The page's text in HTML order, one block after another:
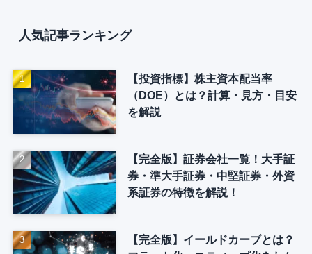
人気記事ランキング
【投資指標】株主資本配当率
（DOE）とは？計算・見方・目安
を解説
【完全版】証券会社一覧！大手証
券・準大手証券・中堅証券・外資
系証券の特徴を解説！
【完全版】イールドカーブとは？